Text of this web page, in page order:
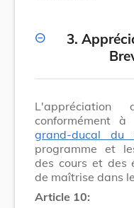
3.
conformément
grand-ducal du
programme et
des cours et des
de maîtrise dans
Article 10: